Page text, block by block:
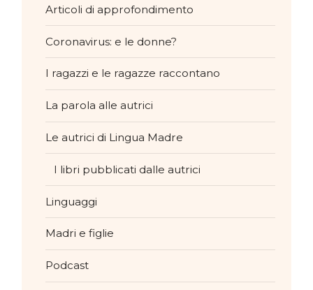
Articoli di approfondimento
Coronavirus: e le donne?
I ragazzi e le ragazze raccontano
La parola alle autrici
Le autrici di Lingua Madre
I libri pubblicati dalle autrici
Linguaggi
Madri e figlie
Podcast